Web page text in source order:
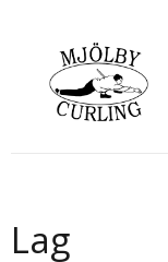
Lag